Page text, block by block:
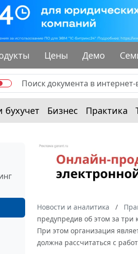
Цены Демо
бухучет Бизнес Практика
Новости и аналитика
предупредив об этом за три
При этом организация
должна рассчитаться с